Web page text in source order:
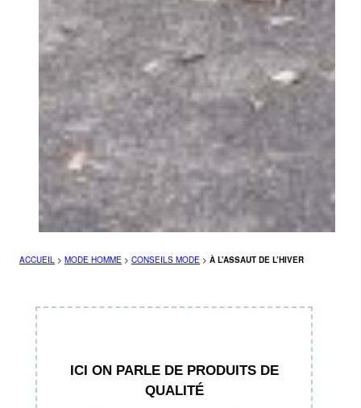
ACCUEIL > MODE HOMME > CONSEILS MODE > À L’ASSAUT DE L’HIVER